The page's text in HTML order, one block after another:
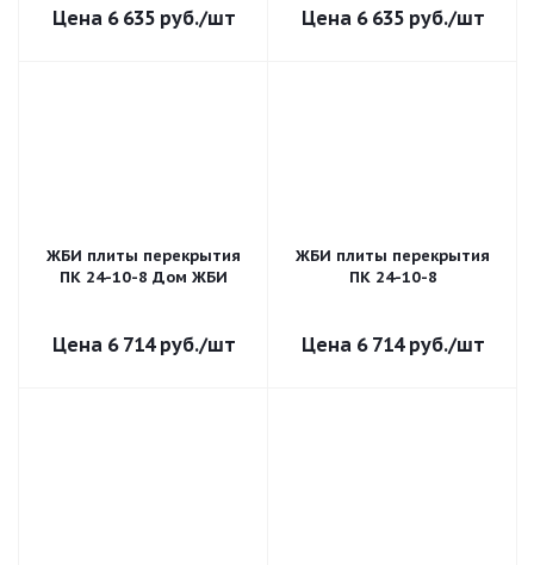
6 635руб./шт 6 635руб./шт
ЖБИ плиты перекрытия
ПК 24-10-8 Дом ЖБИ
6 714руб./шт
ЖБИ плиты перекрытия
ПК 24-10-8
6 714руб./шт